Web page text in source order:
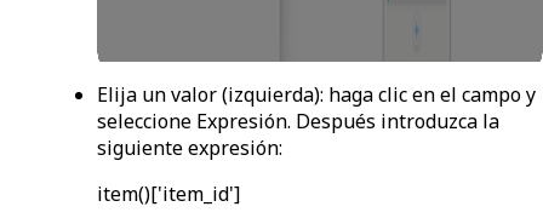
Elija un valor(izquierda): haga clic en el campo y
seleccione Expresión. Después introduzca la
siguiente expresión:
item()['item_id']